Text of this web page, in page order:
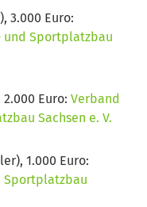
3.000 Euro:
und Sportplatzbau
Euro: Verband
Sachsen e. V.
1.000 Euro:
Sportplatzbau